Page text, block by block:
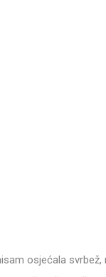
osjećala svrbež,